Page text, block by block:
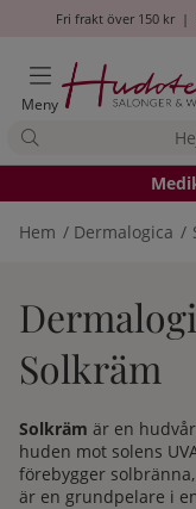
Fri frakt över 150 kr|
Meny
Hem Dermalogica
Solkräm
Solkräm är en
huden mot solens
förebygger
är en grundpelare i